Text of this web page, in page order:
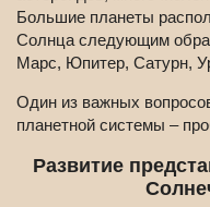
Большие планеты
Солнца следующим
Марс, Юпитер, Сатурн,
Один из важных
планетной системы –
Развитие